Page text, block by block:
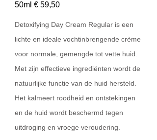
50ml € 59,50
Detoxifying Day Cream Regular is een
lichte en ideale vochtinbrengende crème
voor normale, gemengde tot vette huid.
Met zijn effectieve ingrediënten wordt de
natuurlijke functie van de huid hersteld.
Het kalmeert roodheid en ontstekingen
en de huid wordt beschermd tegen
uitdroging en vroege veroudering.